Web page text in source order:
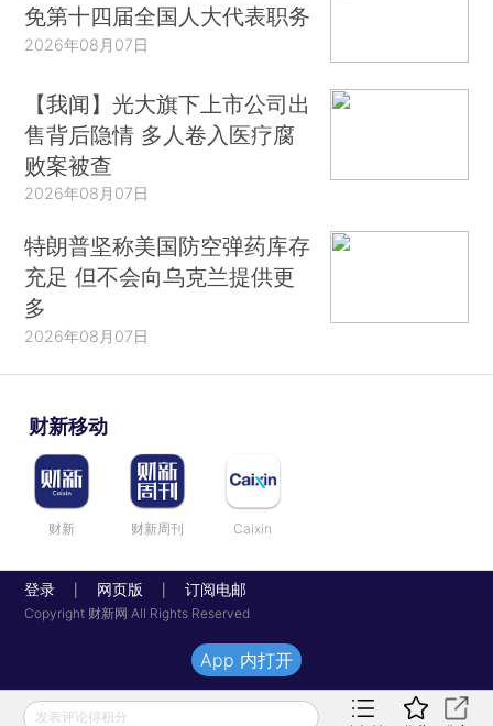
免第十四届全国人大代表职务
2026年08月07日
【我闻】光大旗下上市公司出
售背后隐情 多人卷入医疗腐
败案被查
2026年08月07日
特朗普坚称美国防空弹药库存
充足 但不会向乌克兰提供更
多
2026年08月07日
财新移动
财新 财新周刊 Caixin
登录 网页版 订阅电邮
Copyright 财新网 All Rights Reserved
发表评论得积分
App 内打开